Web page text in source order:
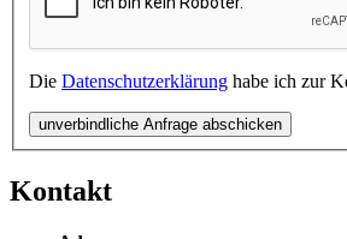
Die Datenschutzerklärung habe ich zur
unverbindliche Anfrage abschicken
Kontakt